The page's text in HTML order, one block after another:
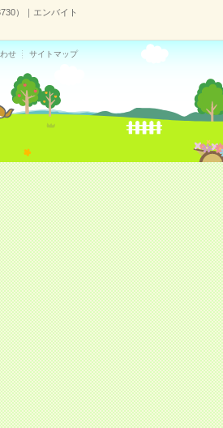
）｜エンバイト
せ サイトマップ